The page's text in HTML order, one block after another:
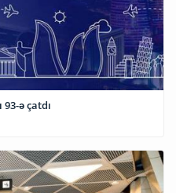
ə çatdı